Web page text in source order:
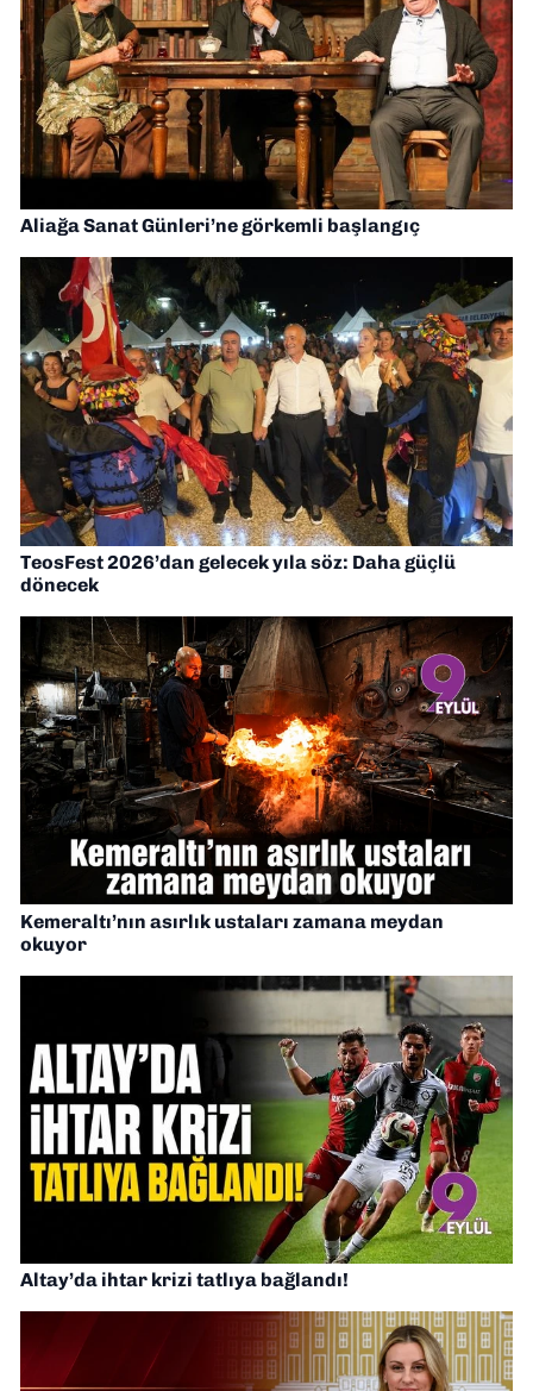
Aliağa Sanat Günleri’ne görkemli başlangıç
TeosFest 2026’dan gelecek yıla söz: Daha güçlü
dönecek
Kemeraltı’nın asırlık ustaları zamana meydan
okuyor
Altay’da ihtar krizi tatlıya bağlandı!